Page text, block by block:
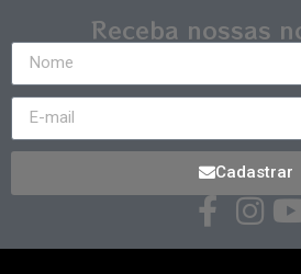
Receba nossas
Cadastrar